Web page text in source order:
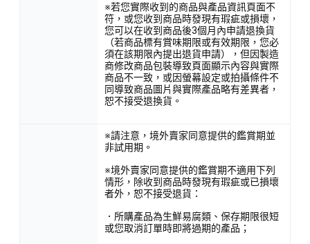
※若您實際收到的商品與產品資訊頁面不
符，或您收到商品時發現有瑕疵或損壞，
您可以在收到商品後3個月內申請退換貨
（若商品標有賞味期限或有效期限，您必
須在該期限內提出退貨申請），但因製造
商修改商品包裝導致頁面顯示內容與實際
商品不一致，或因螢幕設定或拍攝條件不
同導致商品圖片與實際產品略有差異者，
恕不接受退換貨。
※請注意，境外賣家同意提供的鑑賞期並
非試用期。
※境外賣家同意提供的鑑賞期不適用下列
情形，除收到商品時發現有瑕疵或已損壞
者外，恕不接受退貨：
．所購產品為生鮮易腐類、保存期限很短
或您取消訂單時即將過期的產品；